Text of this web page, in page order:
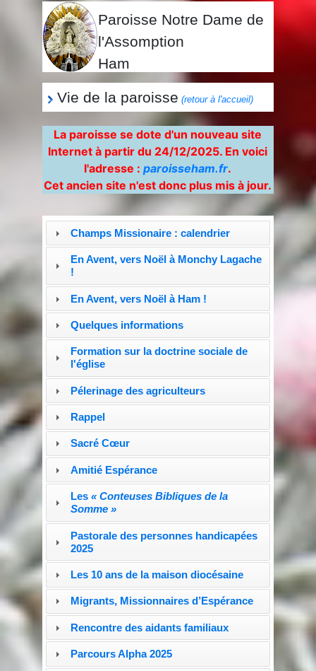
Paroisse Notre Dame de
l'Assomption
Ham
Vie de la paroisse (retour à l'accueil)
La paroisse se dote d'un nouveau site
Internet à partir du 24/12/2025. En voici
l'adresse :paroisseham.fr.
Cet ancien site n'est donc plus mis à jour.
Champs Missionaire : calendrier
En Avent, vers Noël à Monchy Lagache
!
En Avent, vers Noël à Ham !
Quelques informations
Formation sur la doctrine sociale de
l'église
Pélerinage des agriculteurs
Rappel
Sacré Cœur
Amitié Espérance
Les « Conteuses Bibliques de la
Somme »
Pastorale des personnes handicapées
2025
Les 10 ans de la maison diocésaine
Migrants, Missionnaires d’Espérance
Rencontre des aidants familiaux
Parcours Alpha 2025